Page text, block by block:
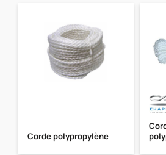
Corde polypropylène